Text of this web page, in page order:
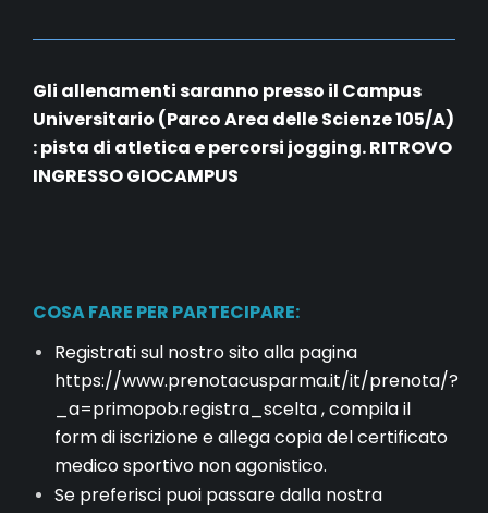
Gli allenamenti saranno presso il Campus
Universitario (Parco Area delle Scienze 105/A)
: pista di atletica e percorsi jogging. RITROVO
INGRESSO GIOCAMPUS
COSA FARE PER PARTECIPARE:
Registrati sul nostro sito alla pagina
https://www.prenotacusparma.it/it/prenota/?
_a=primopob.registra_scelta, compila il
form di iscrizione e allega copia del certificato
medico sportivo non agonistico.
Se preferisci puoi passare dalla nostra